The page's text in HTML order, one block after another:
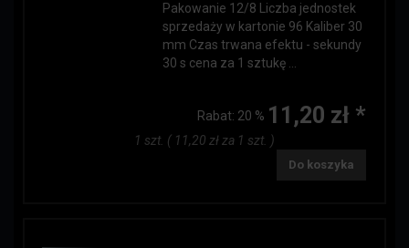
Pakowanie 12/8 Liczba jednostek
sprzedaży w kartonie 96 Kaliber 30
mm Czas trwana efektu - sekundy
30 s cena za 1 sztukę ...
Rabat: 20 % 11,20 zł *
1 szt. ( 11,20 zł za 1 szt. )
Do koszyka